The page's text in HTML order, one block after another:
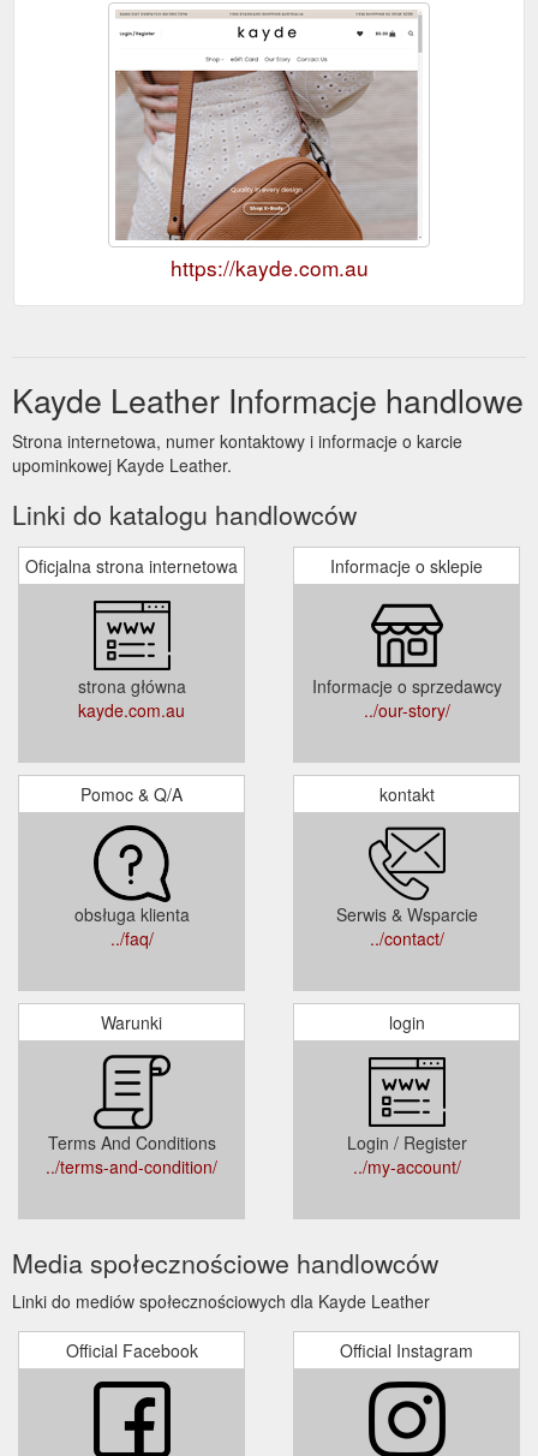
https://kayde.com.au
Kayde Leather Informacje handlowe
Strona internetowa, numer kontaktowy i informacje o karcie
upominkowej Kayde Leather.
Linki do katalogu handlowców
Oficjalna strona internetowa
strona główna
kayde.com.au
Informacje o sklepie
Informacje o sprzedawcy
../our-story/
Pomoc & Q/A
obsługa klienta
../faq/
kontakt
Serwis & Wsparcie
../contact/
Warunki
Terms And Conditions
../terms-and-condition/
login
Login / Register
../my-account/
Media społecznościowe handlowców
Linki do mediów społecznościowych dla Kayde Leather
Official Facebook Official Instagram